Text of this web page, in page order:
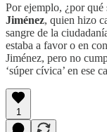
Por ejemplo, ¿por qué
Jiménez, quien hizo
sangre de la
estaba a favor o en
Jiménez, pero no
‘súper cívica’ en ese
1